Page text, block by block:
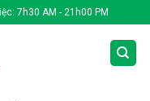
7h30 AM - 21h00 PM